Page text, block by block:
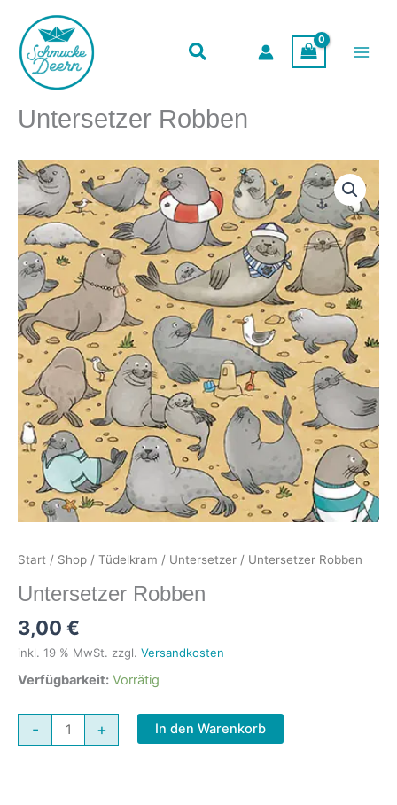
Inhalt
springen
Untersetzer Robben
Start / Shop / Tüdelkram / Untersetzer / Untersetzer Robben
Untersetzer Robben
3,00 €
inkl. 19 % MwSt. zzgl. Versandkosten
Verfügbarkeit: Vorrätig
-
Untersetzer
Robben
+ In den Warenkorb